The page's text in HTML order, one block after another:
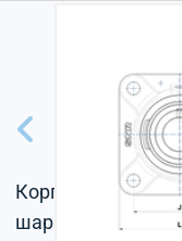
Корпус из